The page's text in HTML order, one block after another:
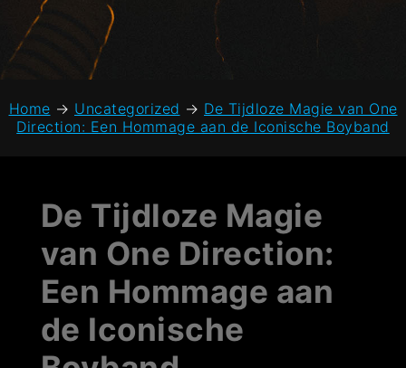
Home → Uncategorized → De Tijdloze Magie van One
Direction: Een Hommage aan de Iconische Boyband
De Tijdloze Magie
van One Direction:
Een Hommage aan
de Iconische